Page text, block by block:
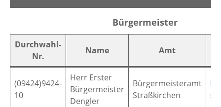
Bürgermeister
Durchwahl-
Nr.
Name Amt
(09424)9424-
10
Herr Erster
Bürgermeister
Dengler
Bürgermeisteramt
Straßkirchen